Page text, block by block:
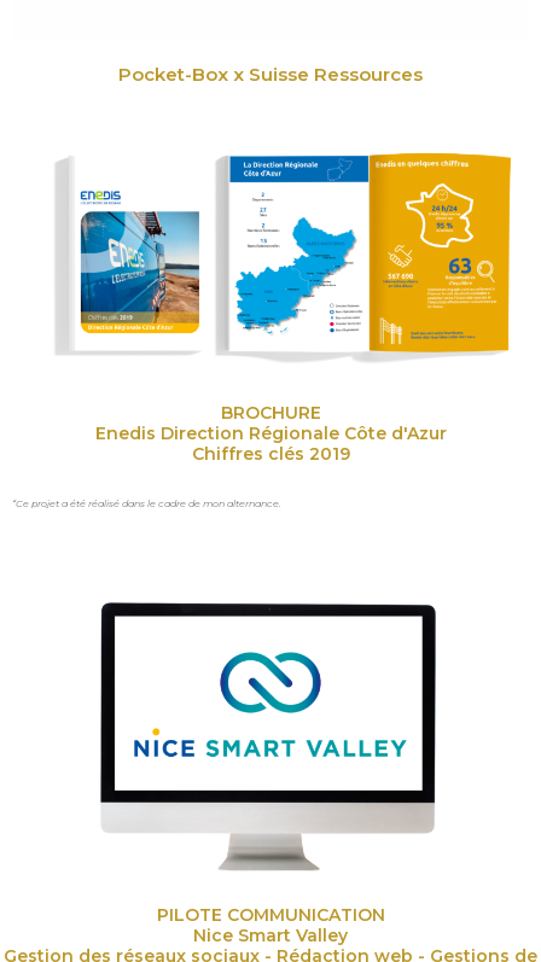
Pocket-Box x Suisse Ressources
BROCHURE
Enedis Direction Régionale Côte d'Azur
Chiffres clés 2019
*Ce projet a été réalisé dans le cadre de mon alternance.
PILOTE COMMUNICATION
Nice Smart Valley
Gestion des réseaux sociaux - Rédaction web - Gestions de